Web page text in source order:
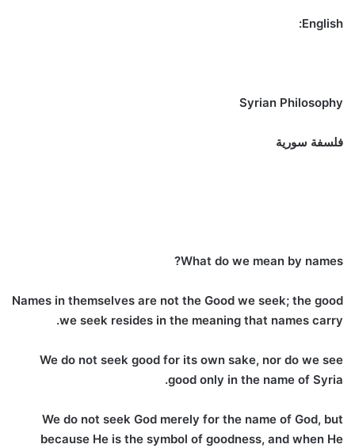
English:
Syrian Philosophy
فلسفة سورية
What do we mean by names?
Names in themselves are not the Good we seek; the good
we seek resides in the meaning that names carry.
We do not seek good for its own sake, nor do we see
good only in the name of Syria.
We do not seek God merely for the name of God, but
because He is the symbol of goodness, and when He